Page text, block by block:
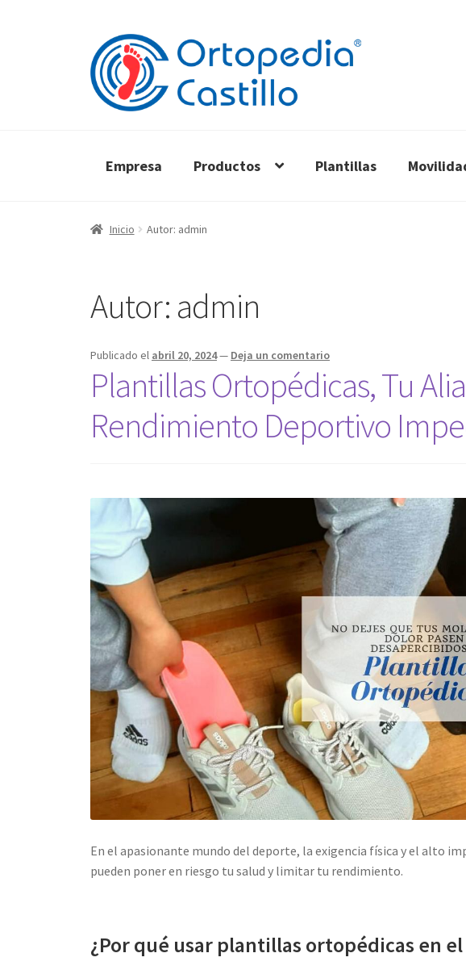
a
la
navegación
al
contenido
Empresa Productos Plantillas
Inicio Autor: admin
Autor: admin
Publicado el abril 20, 2024— Deja un comentario
Plantillas Ortopédicas, Tu
Rendimiento Deportivo
En el apasionante mundo del deporte, la exigencia física y el alto
pueden poner en riesgo tu salud y limitar tu rendimiento.
¿Por qué usar plantillas ortopédicas en